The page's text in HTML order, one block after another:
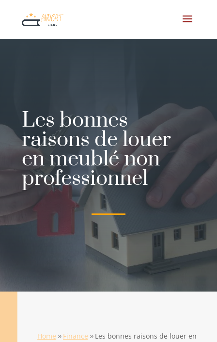
Les bonnes
raisons de louer
en meublé non
professionnel
Home 9 Finance 9 Les bonnes raisons de louer en